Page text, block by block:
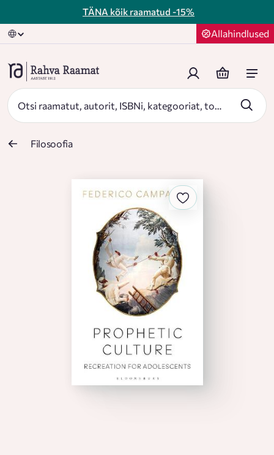
TÄNA kõik raamatud -15%
Allahindlused
Filosoofia